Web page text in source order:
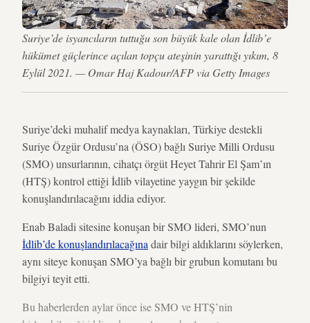
Suriye’de isyancıların tuttuğu son büyük kale olan İdlib’e
hükümet güçlerince açılan topçu ateşinin yarattığı yıkım, 8
Eylül 2021. — Omar Haj Kadour/AFP via Getty Images
Suriye’deki muhalif medya kaynakları, Türkiye destekli
Suriye Özgür Ordusu’na (ÖSO) bağlı Suriye Milli Ordusu
(SMO) unsurlarının, cihatçı örgüt Heyet Tahrir El Şam’ın
(HTŞ) kontrol ettiği İdlib vilayetine yaygın bir şekilde
konuşlandırılacağını iddia ediyor.
Enab Baladi sitesine konuşan bir SMO lideri, SMO’nun
İdlib’de konuşlandırılacağına dair bilgi aldıklarını söylerken,
aynı siteye konuşan SMO’ya bağlı bir grubun komutanı bu
bilgiyi teyit etti.
Bu haberlerden aylar önce ise SMO ve HTŞ’nin